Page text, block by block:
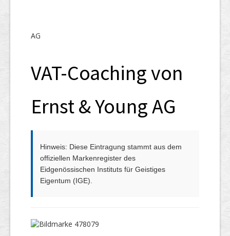
Links
AG
VAT-Coaching von
Ernst & Young AG
Hinweis: Diese Eintragung stammt aus dem
offiziellen Markenregister des
Eidgenössischen Instituts für Geistiges
Eigentum (IGE).